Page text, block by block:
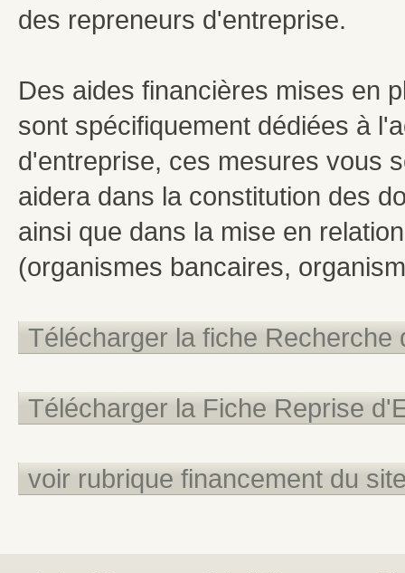
des repreneurs d'entreprise.
Des aides financières mises en
sont spécifiquement dédiées à
d'entreprise, ces mesures vous
aidera dans la constitution des
ainsi que dans la mise en
(organismes bancaires,
Télécharger la fiche Recherche
Télécharger la Fiche Reprise
voir rubrique financement du